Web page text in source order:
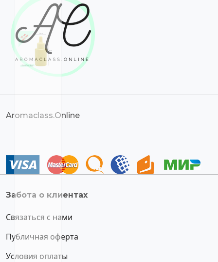
Aromaclass.Online
Забота о клиентах
Связаться с нами
Публичная оферта
Условия оплаты